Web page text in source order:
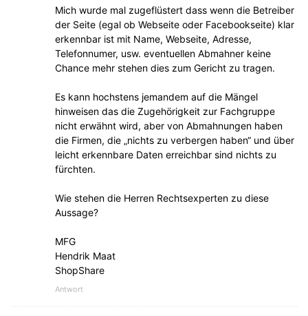
Mich wurde mal zugeflüstert dass wenn die Betreiber
der Seite (egal ob Webseite oder Facebookseite) klar
erkennbar ist mit Name, Webseite, Adresse,
Telefonnumer, usw. eventuellen Abmahner keine
Chance mehr stehen dies zum Gericht zu tragen.
Es kann hochstens jemandem auf die Mängel
hinweisen das die Zugehörigkeit zur Fachgruppe
nicht erwähnt wird, aber von Abmahnungen haben
die Firmen, die „nichts zu verbergen haben“ und über
leicht erkennbare Daten erreichbar sind nichts zu
fürchten.
Wie stehen die Herren Rechtsexperten zu diese
Aussage?
MFG
Hendrik Maat
ShopShare
Antwort